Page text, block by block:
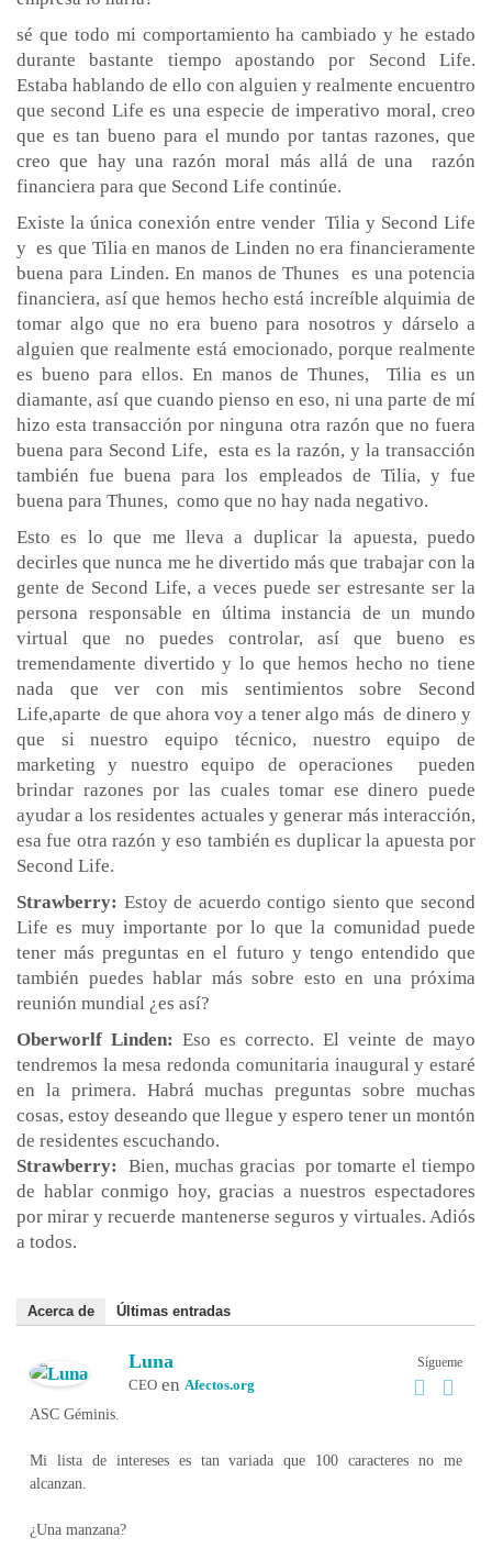
sé que todo mi comportamiento ha cambiado y he estado
durante bastante tiempo apostando por Second Life.
Estaba hablando de ello con alguien y realmente encuentro
que second Life es una especie de imperativo moral, creo
que es tan bueno para el mundo por tantas razones, que
creo que hay una razón moral más allá de una razón
financiera para que Second Life continúe.
Existe la única conexión entre vender Tilia y Second Life
y es que Tilia en manos de Linden no era financieramente
buena para Linden. En manos de Thunes es una potencia
financiera, así que hemos hecho está increíble alquimia de
tomar algo que no era bueno para nosotros y dárselo a
alguien que realmente está emocionado, porque realmente
es bueno para ellos. En manos de Thunes, Tilia es un
diamante, así que cuando pienso en eso, ni una parte de mí
hizo esta transacción por ninguna otra razón que no fuera
buena para Second Life, esta es la razón, y la transacción
también fue buena para los empleados de Tilia, y fue
buena para Thunes, como que no hay nada negativo.
Esto es lo que me lleva a duplicar la apuesta, puedo
decirles que nunca me he divertido más que trabajar con la
gente de Second Life, a veces puede ser estresante ser la
persona responsable en última instancia de un mundo
virtual que no puedes controlar, así que bueno es
tremendamente divertido y lo que hemos hecho no tiene
nada que ver con mis sentimientos sobre Second
Life,aparte de que ahora voy a tener algo más de dinero y
que si nuestro equipo técnico, nuestro equipo de
marketing y nuestro equipo de operaciones pueden
brindar razones por las cuales tomar ese dinero puede
ayudar a los residentes actuales y generar más interacción,
esa fue otra razón y eso también es duplicar la apuesta por
Second Life.
Strawberry: Estoy de acuerdo contigo siento que second
Life es muy importante por lo que la comunidad puede
tener más preguntas en el futuro y tengo entendido que
también puedes hablar más sobre esto en una próxima
reunión mundial ¿es así?
Oberworlf Linden: Eso es correcto. El veinte de mayo
tendremos la mesa redonda comunitaria inaugural y estaré
en la primera. Habrá muchas preguntas sobre muchas
cosas, estoy deseando que llegue y espero tener un montón
de residentes escuchando.
Strawberry:
Bien, muchas gracias por tomarte el tiempo
de hablar conmigo hoy, gracias a nuestros espectadores
por mirar y recuerde mantenerse seguros y virtuales. Adiós
a todos.
Acerca de Últimas entradas
Sígueme
Luna
CEO en Afectos.org
ASC Géminis.
Mi lista de intereses es tan variada que 100 caracteres no me
alcanzan.
¿Una manzana?